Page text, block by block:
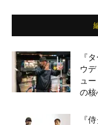
『
ウ
ュ
の核
『